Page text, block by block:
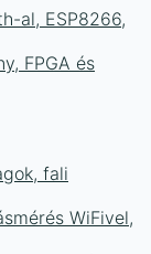
al, ESP8266,
FPGA és
fali
WiFivel,